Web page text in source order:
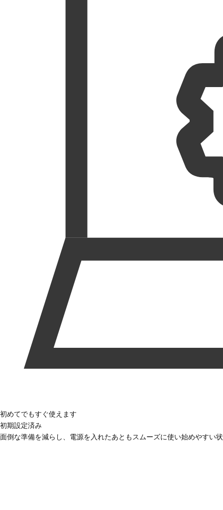
初めてでもすぐ使えます
初期設定済み
面倒な準備を減らし、電源を入れたあともスムーズに使い始めやすい